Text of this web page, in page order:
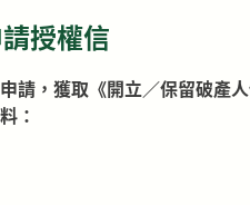
授權信
請，獲取《開立／保留破產
：